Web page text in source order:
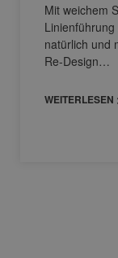
Mit weichem
natürlich und
Re-Design…
WEITERLESEN